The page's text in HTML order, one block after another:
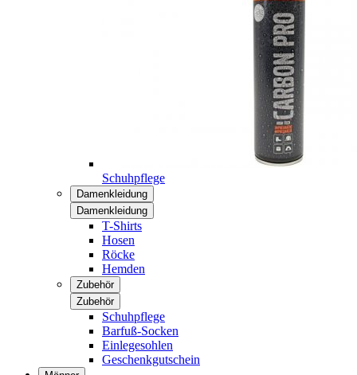
Schuhpflege
Damenkleidung
Damenkleidung
T-Shirts
Hosen
Röcke
Hemden
Zubehör
Zubehör
Schuhpflege
Barfuß-Socken
Einlegesohlen
Geschenkgutschein